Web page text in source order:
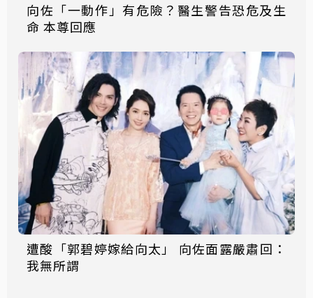
向佐「一動作」有危險？醫生警告恐危及生
命 本尊回應
遭酸「郭碧婷嫁給向太」 向佐面露嚴肅回：
我無所謂